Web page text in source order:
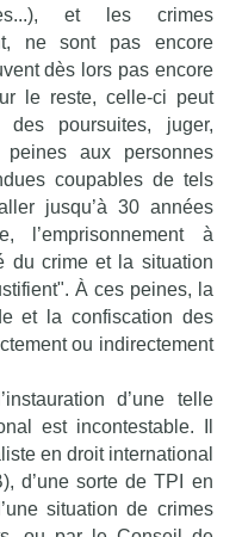
et les crimes
ne sont pas encore
dès lors pas encore
le reste, celle-ci peut
poursuites, juger,
aux personnes
coupables de tels
jusqu’à 30 années
l’emprisonnement à
du crime et la situation
À ces peines, la
et la confiscation des
ou indirectement
d’une telle
est incontestable. Il
en droit international
d’une sorte de TPI en
situation de crimes